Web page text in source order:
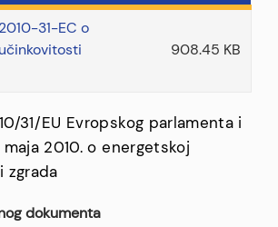
31-EC o
908.45 KB
31/EU Evropskog parlamenta i
maja 2010. o energetskoj
zgrada
dokumenta